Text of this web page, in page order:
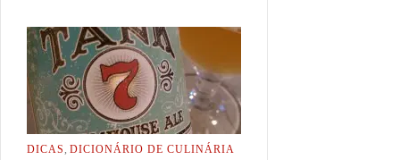
DICAS, DICIONÁRIO DE CULINÁRIA